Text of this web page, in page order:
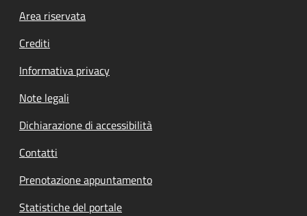
Footer menu
Area riservata
Crediti
Informativa privacy
Note legali
Dichiarazione di accessibilità
Contatti
Prenotazione appuntamento
Statistiche del portale